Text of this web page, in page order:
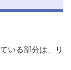
いる部分は、リ